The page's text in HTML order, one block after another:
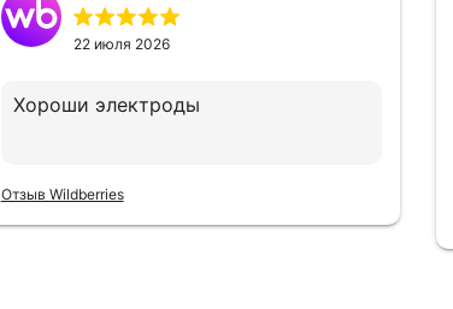
22 июля 2026
Хороши электроды
Отзыв Wildberries